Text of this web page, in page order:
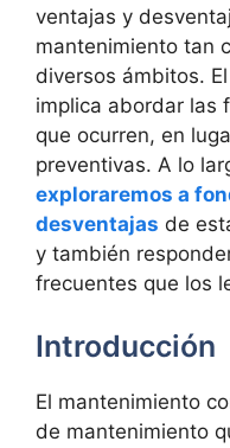
ventajas y
mantenimiento tan
diversos ámbitos.
implica abordar las
que ocurren, en
preventivas. A lo
exploraremos a
desventajas de
y también
frecuentes que los
Introducción
El mantenimiento
de mantenimiento